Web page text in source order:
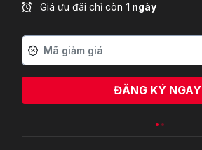
Giá ưu đãi chỉ còn 1 ngày
ĐĂNG KÝ NGAY
Ngô Cao Sơn